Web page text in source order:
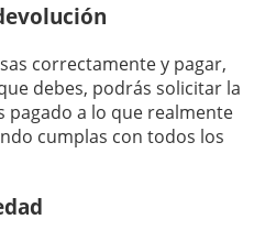
correctamente y pagar,
debes, podrás solicitar la
pagado a lo que realmente
cumplas con todos los